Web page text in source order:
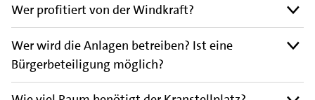
Wer profitiert von der Windkraft?
Wer wird die Anlagen betreiben? Ist eine
Bürgerbeteiligung möglich?